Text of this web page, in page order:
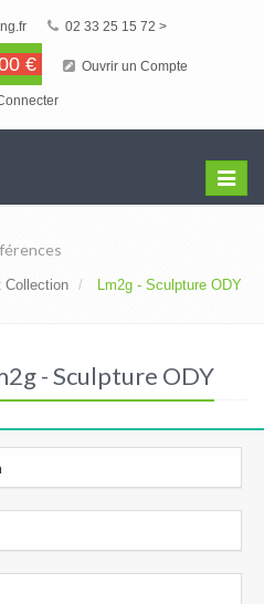
02 33 25 15 72 >
€ Ouvrir un Compte
Menu
Collection Lm2g - Sculpture ODY
- Sculpture ODY